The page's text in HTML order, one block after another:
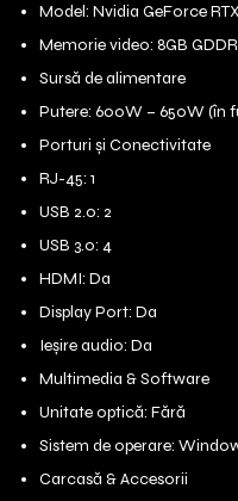
Model: Nvidia GeForce
Memorie video: 8GB
Sursă de alimentare
Putere: 600W – 650W (în
Porturi și Conectivitate
RJ-45: 1
USB 2.0: 2
USB 3.0: 4
HDMI: Da
Display Port: Da
Ieșire audio: Da
Multimedia & Software
Unitate optică: Fără
Sistem de operare:
Carcasă & Accesorii